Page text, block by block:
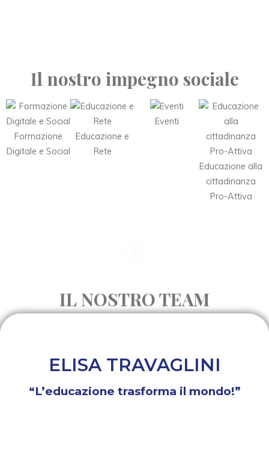
Il nostro impegno sociale
Formazione
Digitale e Social
Educazione e
Rete
Eventi
Educazione alla
cittadinanza
Pro-Attiva
IL NOSTRO TEAM
ELISA TRAVAGLINI
“L’educazione trasforma il mondo!”